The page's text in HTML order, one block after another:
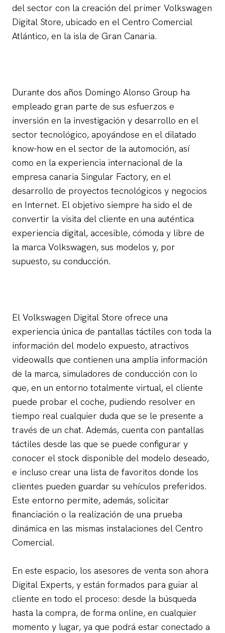
del sector con la creación del primer Volkswagen
Digital Store, ubicado en el Centro Comercial
Atlántico, en la isla de Gran Canaria.
Durante dos años Domingo Alonso Group ha
empleado gran parte de sus esfuerzos e
inversión en la investigación y desarrollo en el
sector tecnológico, apoyándose en el dilatado
know-how en el sector de la automoción, así
como en la experiencia internacional de la
empresa canaria Singular Factory, en el
desarrollo de proyectos tecnológicos y negocios
en Internet. El objetivo siempre ha sido el de
convertir la visita del cliente en una auténtica
experiencia digital, accesible, cómoda y libre de
la marca Volkswagen, sus modelos y, por
supuesto, su conducción.
El Volkswagen Digital Store ofrece una
experiencia única de pantallas táctiles con toda la
información del modelo expuesto, atractivos
videowalls que contienen una amplia información
de la marca, simuladores de conducción con lo
que, en un entorno totalmente virtual, el cliente
puede probar el coche, pudiendo resolver en
tiempo real cualquier duda que se le presente a
través de un chat. Además, cuenta con pantallas
táctiles desde las que se puede configurar y
conocer el stock disponible del modelo deseado,
e incluso crear una lista de favoritos donde los
clientes pueden guardar su vehículos preferidos.
Este entorno permite, además, solicitar
financiación o la realización de una prueba
dinámica en las mismas instalaciones del Centro
Comercial.
En este espacio, los asesores de venta son ahora
Digital Experts, y están formados para guiar al
cliente en todo el proceso: desde la búsqueda
hasta la compra, de forma online, en cualquier
momento y lugar, ya que podrá estar conectado a